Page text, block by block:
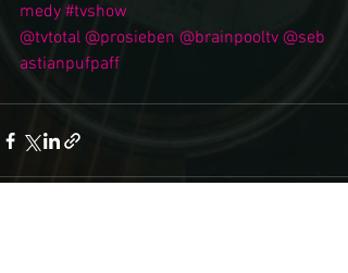
medy #tvshow
@tvtotal @prosieben @brainpooltv @seb
astianpufpaff